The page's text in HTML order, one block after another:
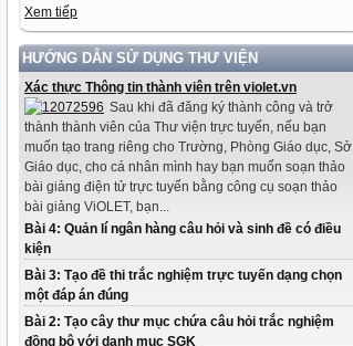
Xem tiếp
HƯỚNG DẪN SỬ DỤNG THƯ VIỆN
Xác thực Thông tin thành viên trên violet.vn
Sau khi đã đăng ký thành công và trở
thành thành viên của Thư viện trực tuyến, nếu bạn
muốn tạo trang riêng cho Trường, Phòng Giáo dục, Sở
Giáo dục, cho cá nhân mình hay bạn muốn soạn thảo
bài giảng điện tử trực tuyến bằng công cụ soạn thảo
bài giảng ViOLET, bạn...
Bài 4: Quản lí ngân hàng câu hỏi và sinh đề có điều
kiện
Bài 3: Tạo đề thi trắc nghiệm trực tuyến dạng chọn
một đáp án đúng
Bài 2: Tạo cây thư mục chứa câu hỏi trắc nghiệm
đồng bộ với danh mục SGK